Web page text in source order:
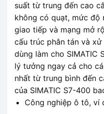
suất từ ​​trung đến cao
không có quạt, mức độ
giao tiếp và mạng mở
cấu trúc phân tán và
dùng làm cho SIMATIC
lý tưởng ngay cả cho
nhất từ ​​trung bình đến
của SIMATIC S7-400
Công nghiệp ô tô, ví